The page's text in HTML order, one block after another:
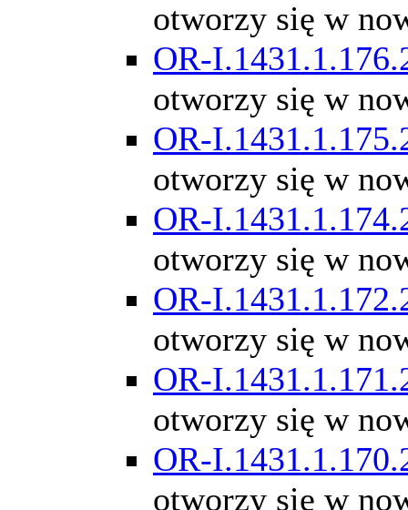
otworzy się w
OR-
otworzy się w
OR-
otworzy się w
OR-
otworzy się w
OR-
otworzy się w
OR-
otworzy się w
OR-
otworzy się w